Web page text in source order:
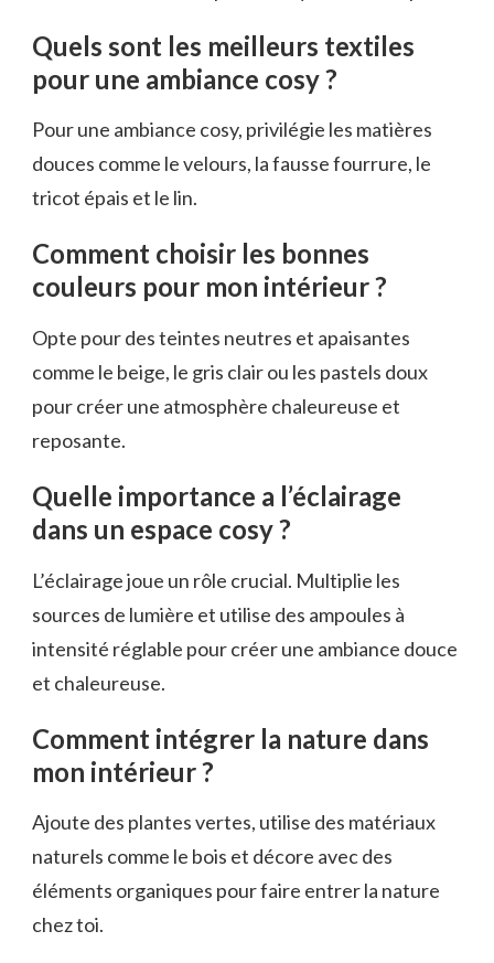
Quels sont les meilleurs textiles
pour une ambiance cosy ?
Pour une ambiance cosy, privilégie les matières
douces comme le velours, la fausse fourrure, le
tricot épais et le lin.
Comment choisir les bonnes
couleurs pour mon intérieur ?
Opte pour des teintes neutres et apaisantes
comme le beige, le gris clair ou les pastels doux
pour créer une atmosphère chaleureuse et
reposante.
Quelle importance a l’éclairage
dans un espace cosy ?
L’éclairage joue un rôle crucial. Multiplie les
sources de lumière et utilise des ampoules à
intensité réglable pour créer une ambiance douce
et chaleureuse.
Comment intégrer la nature dans
mon intérieur ?
Ajoute des plantes vertes, utilise des matériaux
naturels comme le bois et décore avec des
éléments organiques pour faire entrer la nature
chez toi.